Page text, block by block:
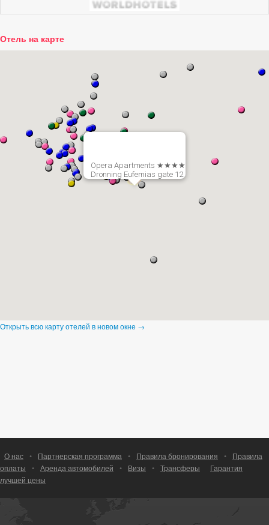
Отель на карте
Opera Apartments ★★★★
Dronning Eufemias gate 12
Открыть всю карту отелей в новом окне →
О нас • Партнерская программа • Правила бронирования •
Правила
оплаты
• Аренда автомобилей • Визы • Трансферы
Гарантия
лучшей цены